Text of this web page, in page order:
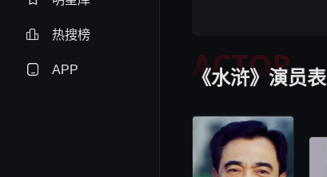
热搜榜
APP 《水浒》演员表
ACTOR